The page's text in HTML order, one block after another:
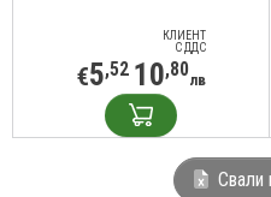
КЛИЕНТ
С ДДС
€5,52 10,80лв
Свали